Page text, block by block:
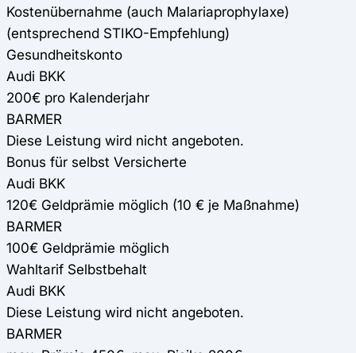
Kostenübernahme (auch Malariaprophylaxe)
(entsprechend STIKO-Empfehlung)
Gesundheitskonto
Audi BKK
200€ pro Kalenderjahr
BARMER
Diese Leistung wird nicht angeboten.
Bonus für selbst Versicherte
Audi BKK
120€ Geldprämie möglich (10 € je Maßnahme)
BARMER
100€ Geldprämie möglich
Wahltarif Selbstbehalt
Audi BKK
Diese Leistung wird nicht angeboten.
BARMER